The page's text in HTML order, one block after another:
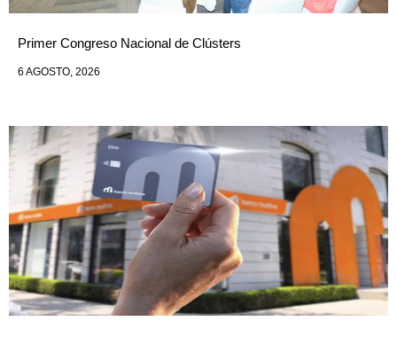
Primer Congreso Nacional de Clústers
6 AGOSTO, 2026